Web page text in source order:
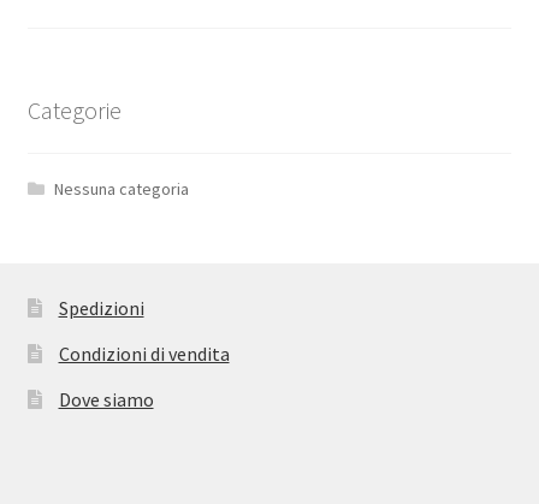
Categorie
Nessuna categoria
Spedizioni
Condizioni di vendita
Dove siamo